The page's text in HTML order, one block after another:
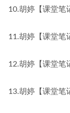
10.胡婷【课堂笔
11.胡婷【课堂笔
12.胡婷【课堂笔
13.胡婷【课堂笔